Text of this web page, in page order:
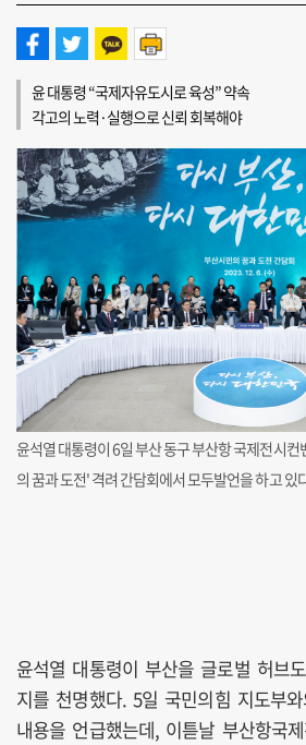
윤 대통령 “국제자유도시로 육성” 약속
각고의 노력·실행으로 신뢰 회복해야
윤석열 대통령이 6일 부산 동구 부산항 국제전시
의 꿈과 도전' 격려 간담회에서 모두발언을 하고
윤석열 대통령이 부산을 글로벌 허브
지를 천명했다. 5일 국민의힘 지도부
내용을 언급했는데, 이튿날 부산항국